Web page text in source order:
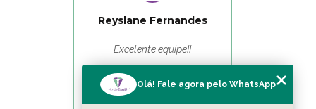
Reyslane Fernandes
Excelente equipe!!
Olá! Fale agora pelo WhatsApp